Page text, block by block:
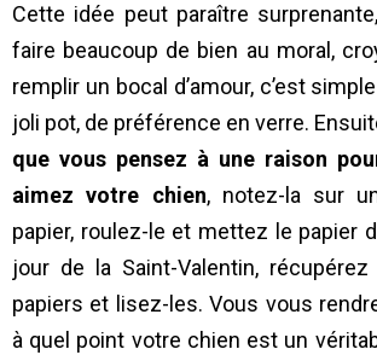
Cette idée peut paraître
faire beaucoup de bien au moral,
remplir un bocal d’amour, c’est
joli pot, de préférence en verre.
que vous pensez à une raison
aimez votre chien, notez-la sur
papier, roulez-le et mettez le papier
jour de la Saint-Valentin,
papiers et lisez-les. Vous vous
à quel point votre chien est un